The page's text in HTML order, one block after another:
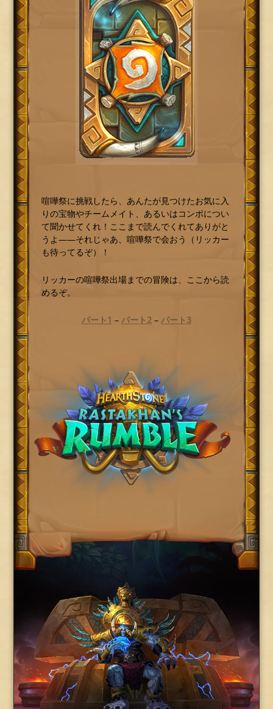
喧嘩祭に挑戦したら、あんたが見つけたお気に入
りの宝物やチームメイト、あるいはコンボについ
て聞かせてくれ！ここまで読んでくれてありがと
うよ――それじゃあ、喧嘩祭で会おう（リッカー
も待ってるぞ）！
リッカーの喧嘩祭出場までの冒険は、ここから読
めるぞ。
パート1 – パート2 – パート3